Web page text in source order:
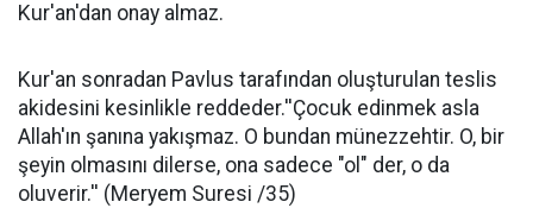
Kur'an'dan onay almaz.
Kur'an sonradan Pavlus tarafından oluşturulan teslis
akidesini kesinlikle reddeder.''Çocuk edinmek asla
Allah'ın şanına yakışmaz. O bundan münezzehtir. O, bir
şeyin olmasını dilerse, ona sadece "ol" der, o da
oluverir.'' (Meryem Suresi /35)